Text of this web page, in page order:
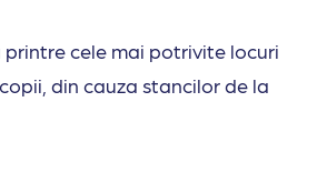
printre cele mai potrivite locuri
din cauza stancilor de la